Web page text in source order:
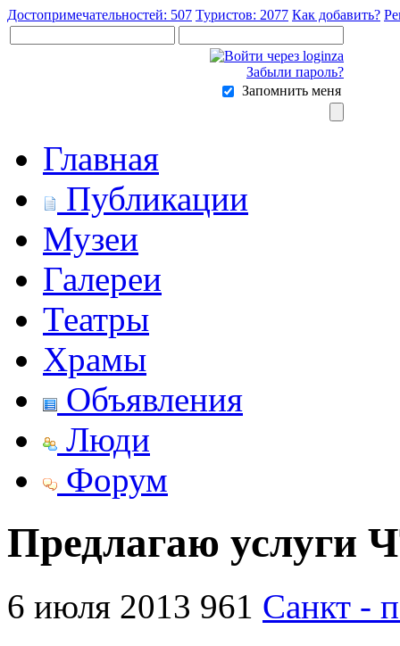
Достопримечательностей: 507 Туристов: 2077 Как добавить?
Забыли пароль?
Запомнить меня
Главная
Публикации
Музеи
Галереи
Театры
Храмы
Объявления
Люди
Форум
Предлагаю
6 июля 2013 961 Санкт -